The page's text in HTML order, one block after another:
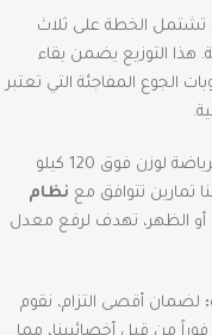
تشتمل الخطة على ثلاث
هذا التوزيع يضمن بقاء
الجوع المفاجئة التي تعتبر
ممارسة الرياضة لوزن فوق 120 كيلو
تمارين تتوافق مع نظام
أو الظهر، تهدف لرفع معدل
لضمان أقصى التزام، نقوم